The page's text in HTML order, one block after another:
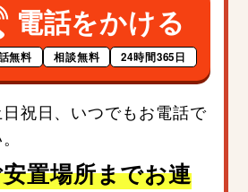
電話をかける
無料 相談無料 24時間365日
祝日、いつでもお電話で
置場所までお連